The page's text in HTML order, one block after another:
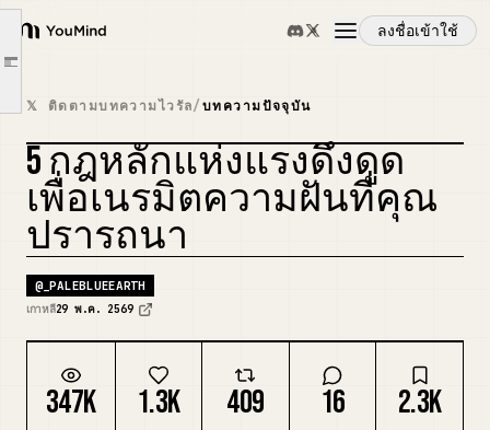
YouMind
ลงชื่อเข้าใช้
ภาพรวม
กรณีการใช้งาน
ทักษะ
พรอมต์
ราคา
Article outline
3. คุณต้องไม่ 'มองไปยังสถานะที่ปรารถนา' แต่ 'มองโลกจากภายในสถานะนั้น'
4. ศรัทธาคือการไม่หวั่นไหวแม้ไม่มีหลักฐานตามจริง
5. สภาพความเป็นจริงไม่สามารถหยุดจินตนาการได้
4. บทสรุป
𝕏 ติดตามบทความไวรัล/บทความปัจจุบัน
5 กฎหลักแห่งแรงดึงดูด
เพื่อเนรมิตความฝันที่คุณ
ปรารถนา
@_PALEBLUEEARTH
เกาหลี29 พ.ค. 2569
347K 1.3K 409 16 2.3K